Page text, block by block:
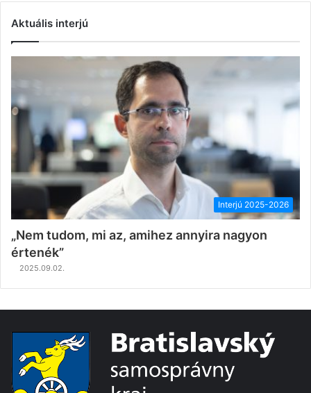
Aktuális interjú
Interjú 2025-2026
„Nem tudom, mi az, amihez annyira nagyon
értenék”
2025.09.02.